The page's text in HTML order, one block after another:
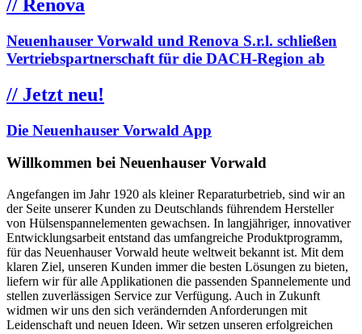
// Renova
Neuenhauser Vorwald und Renova S.r.l. schließen
Vertriebspartnerschaft für die DACH-Region ab
// Jetzt neu!
Die Neuenhauser Vorwald App
Willkommen bei Neuenhauser Vorwald
Angefangen im Jahr 1920 als kleiner Reparaturbetrieb, sind wir an
der Seite unserer Kunden zu Deutschlands führendem Hersteller
von Hülsenspannelementen gewachsen. In langjähriger, innovativer
Entwicklungsarbeit entstand das umfangreiche Produktprogramm,
für das Neuenhauser Vorwald heute weltweit bekannt ist. Mit dem
klaren Ziel, unseren Kunden immer die besten Lösungen zu bieten,
liefern wir für alle Applikationen die passenden Spannelemente und
stellen zuverlässigen Service zur Verfügung. Auch in Zukunft
widmen wir uns den sich verändernden Anforderungen mit
Leidenschaft und neuen Ideen. Wir setzen unseren erfolgreichen